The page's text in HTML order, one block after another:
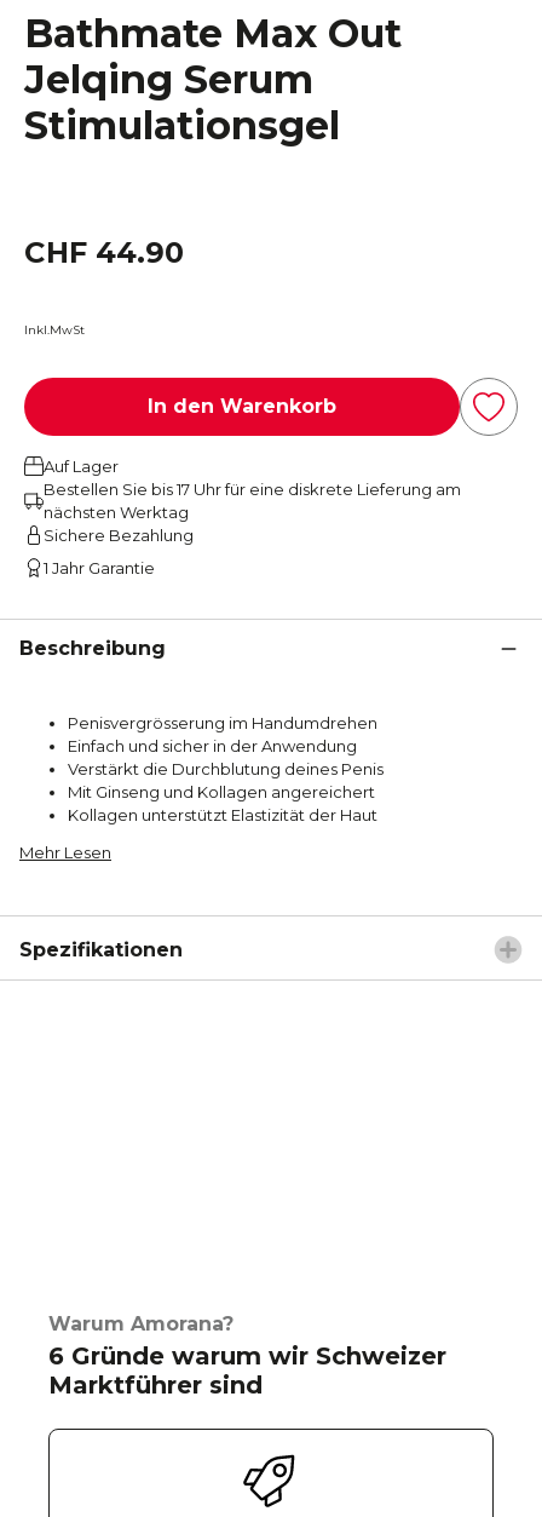
Bathmate Max Out
Jelqing Serum
Stimulationsgel
CHF 44.90
Inkl.MwSt
In den Warenkorb
Auf Lager
Bestellen Sie bis 17 Uhr für eine diskrete Lieferung am
nächsten Werktag
Sichere Bezahlung
1 Jahr Garantie
Beschreibung
Penisvergrösserung im Handumdrehen
Einfach und sicher in der Anwendung
Verstärkt die Durchblutung deines Penis
Mit Ginseng und Kollagen angereichert
Kollagen unterstützt Elastizität der Haut
Mehr Lesen
Spezifikationen
Warum Amorana?
6 Gründe warum wir Schweizer
Marktführer sind